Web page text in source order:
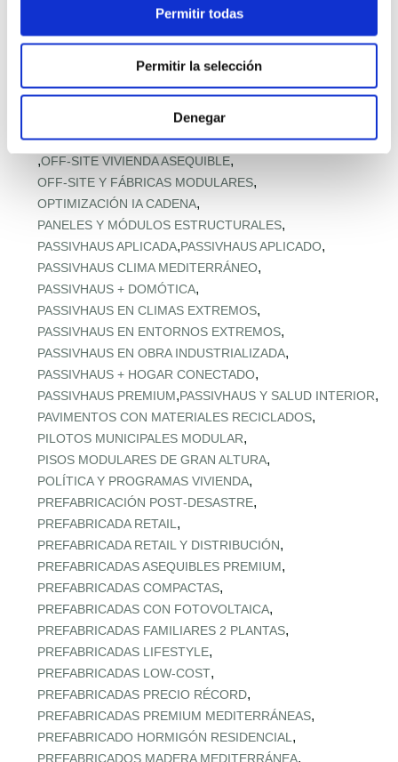
Permitir todas
Permitir la selección
Denegar
MODULAR PARA ACCESO A VIVIENDA
MODULAR RESISTENTE A TORMENTAS,
MONTAJE EXPRÉS Y MICROPLAZOS,
MONTAJE ULTRARRÁPIDO,
NORMATIVA URBANA Y SUELO,
OFERTA RETAIL Y LLAVE EN MANO,OFF‑SITE EN ALTURA
,OFF‑SITE VIVIENDA ASEQUIBLE,
OFF‑SITE Y FÁBRICAS MODULARES,
OPTIMIZACIÓN IA CADENA,
PANELES Y MÓDULOS ESTRUCTURALES,
PASSIVHAUS APLICADA,PASSIVHAUS APLICADO,
PASSIVHAUS CLIMA MEDITERRÁNEO,
PASSIVHAUS + DOMÓTICA,
PASSIVHAUS EN CLIMAS EXTREMOS,
PASSIVHAUS EN ENTORNOS EXTREMOS,
PASSIVHAUS EN OBRA INDUSTRIALIZADA,
PASSIVHAUS + HOGAR CONECTADO,
PASSIVHAUS PREMIUM,PASSIVHAUS Y SALUD INTERIOR,
PAVIMENTOS CON MATERIALES RECICLADOS,
PILOTOS MUNICIPALES MODULAR,
PISOS MODULARES DE GRAN ALTURA,
POLÍTICA Y PROGRAMAS VIVIENDA,
PREFABRICACIÓN POST‑DESASTRE,
PREFABRICADA RETAIL ,
PREFABRICADA RETAIL Y DISTRIBUCIÓN,
PREFABRICADAS ASEQUIBLES PREMIUM,
PREFABRICADAS COMPACTAS,
PREFABRICADAS CON FOTOVOLTAICA,
PREFABRICADAS FAMILIARES 2 PLANTAS,
PREFABRICADAS LIFESTYLE,
PREFABRICADAS LOW‑COST,
PREFABRICADAS PRECIO RÉCORD,
PREFABRICADAS PREMIUM MEDITERRÁNEAS,
PREFABRICADO HORMIGÓN RESIDENCIAL ,
PREFABRICADOS MADERA MEDITERRÁNEA,